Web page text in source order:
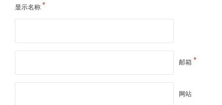
显示名称*
邮箱*
网站